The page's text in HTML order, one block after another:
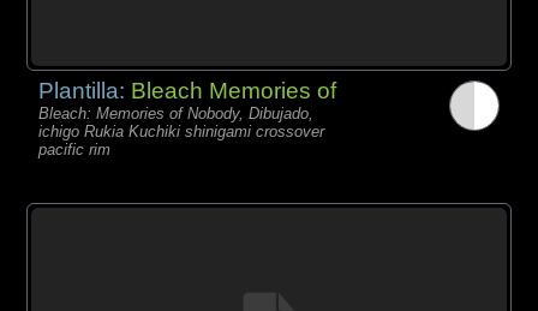
Plantilla: Bleach Memories of
Bleach: Memories of Nobody, Dibujado,
ichigo Rukia Kuchiki shinigami crossover
pacific rim